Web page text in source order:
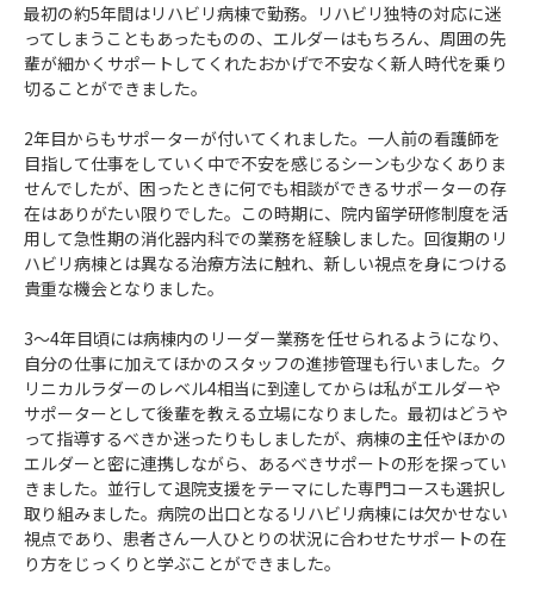
最初の約5年間はリハビリ病棟で勤務。リハビリ独特の対応に迷
ってしまうこともあったものの、エルダーはもちろん、周囲の先
輩が細かくサポートしてくれたおかげで不安なく新人時代を乗り
切ることができました。
2年目からもサポーターが付いてくれました。一人前の看護師を
目指して仕事をしていく中で不安を感じるシーンも少なくありま
せんでしたが、困ったときに何でも相談ができるサポーターの存
在はありがたい限りでした。この時期に、院内留学研修制度を活
用して急性期の消化器内科での業務を経験しました。回復期のリ
ハビリ病棟とは異なる治療方法に触れ、新しい視点を身につける
貴重な機会となりました。
3～4年目頃には病棟内のリーダー業務を任せられるようになり、
自分の仕事に加えてほかのスタッフの進捗管理も行いました。ク
リニカルラダーのレベル4相当に到達してからは私がエルダーや
サポーターとして後輩を教える立場になりました。最初はどうや
って指導するべきか迷ったりもしましたが、病棟の主任やほかの
エルダーと密に連携しながら、あるべきサポートの形を探ってい
きました。並行して退院支援をテーマにした専門コースも選択し
取り組みました。病院の出口となるリハビリ病棟には欠かせない
視点であり、患者さん一人ひとりの状況に合わせたサポートの在
り方をじっくりと学ぶことができました。